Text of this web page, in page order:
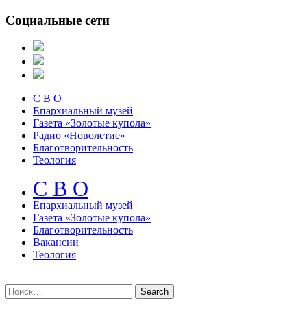
Социальные сети
С В О
Епархиальный музей
Газета «Золотые купола»
Радио «Новолетие»
Благотворительность
Теология
С В О
Епархиальный музeй
Газета «Золотые купола»
Благотворительность
Вакансии
Теология